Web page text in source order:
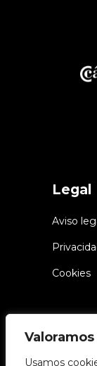
Usamos
Legal
Aviso
Cookies